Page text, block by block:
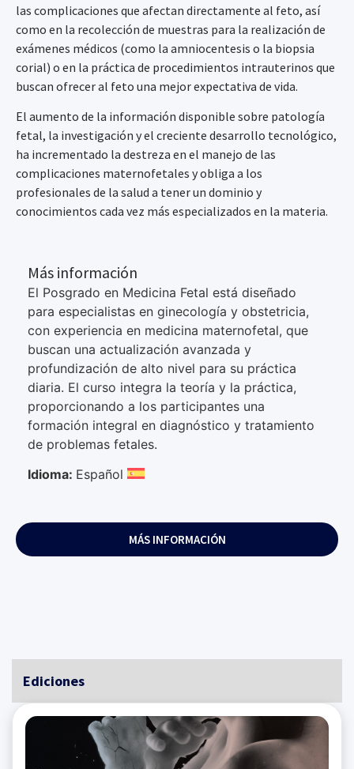
las complicaciones que afectan directamente al feto, así
como en la recolección de muestras para la realización de
exámenes médicos (como la amniocentesis o la biopsia
corial) o en la práctica de procedimientos intrauterinos que
buscan ofrecer al feto una mejor expectativa de vida.
El aumento de la información disponible sobre patología
fetal, la investigación y el creciente desarrollo tecnológico,
ha incrementado la destreza en el manejo de las
complicaciones maternofetales y obliga a los
profesionales de la salud a tener un dominio y
conocimientos cada vez más especializados en la materia.
Más información
El Posgrado en Medicina Fetal está diseñado
para especialistas en ginecología y obstetricia,
con experiencia en medicina maternofetal, que
buscan una actualización avanzada y
profundización de alto nivel para su práctica
diaria. El curso integra la teoría y la práctica,
proporcionando a los participantes una
formación integral en diagnóstico y tratamiento
de problemas fetales.
Idioma: Español
MÁS INFORMACIÓN
Ediciones